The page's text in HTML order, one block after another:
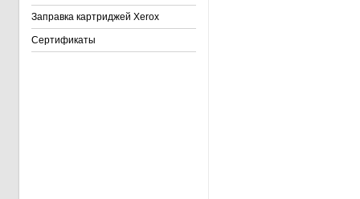
Заправка картриджей Xerox
Сертификаты